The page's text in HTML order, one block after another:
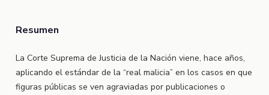
Resumen
La Corte Suprema de Justicia de la Nación viene, hace años,
aplicando el estándar de la “real malicia” en los casos en que
figuras públicas se ven agraviadas por publicaciones o